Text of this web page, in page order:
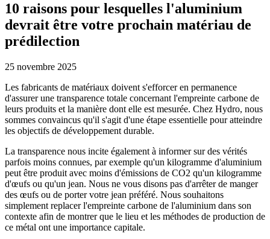
10 raisons pour lesquelles l'aluminium
devrait être votre prochain matériau de
prédilection
25 novembre 2025
Les fabricants de matériaux doivent s'efforcer en permanence
d'assurer une transparence totale concernant l'empreinte carbone de
leurs produits et la manière dont elle est mesurée. Chez Hydro, nous
sommes convaincus qu'il s'agit d'une étape essentielle pour atteindre
les objectifs de développement durable.
La transparence nous incite également à informer sur des vérités
parfois moins connues, par exemple qu'un kilogramme d'aluminium
peut être produit avec moins d'émissions de CO2 qu'un kilogramme
d'œufs ou qu'un jean. Nous ne vous disons pas d'arrêter de manger
des œufs ou de porter votre jean préféré. Nous souhaitons
simplement replacer l'empreinte carbone de l'aluminium dans son
contexte afin de montrer que le lieu et les méthodes de production de
ce métal ont une importance capitale.